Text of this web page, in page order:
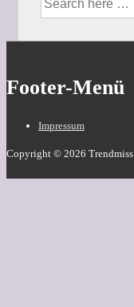
Footer-Menü
Impressum
Copyright © 2026 Trendmiss